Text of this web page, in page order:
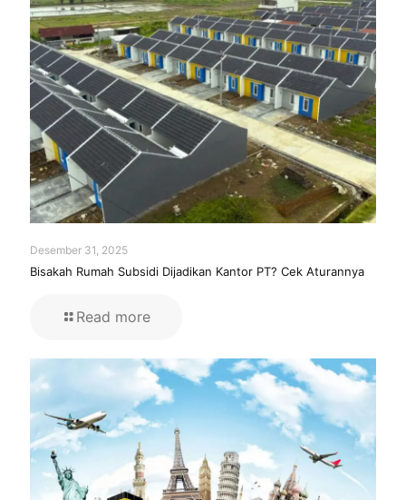
Desember 31, 2025
Bisakah Rumah Subsidi Dijadikan Kantor PT? Cek Aturannya
Read more